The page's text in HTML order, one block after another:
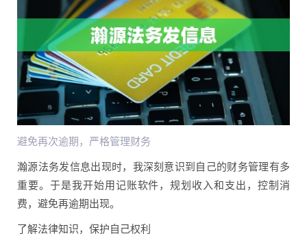
避免再次逾期，严格管理财务
瀚源法务发信息出现时，我深刻意识到自己的财务管理有多
重要。于是我开始用记账软件，规划收入和支出，控制消
费，避免再逾期出现。
了解法律知识，保护自己权利